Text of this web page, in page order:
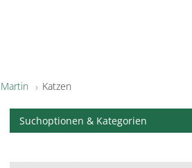
Martin Katzen
Suchoptionen & Kategorien